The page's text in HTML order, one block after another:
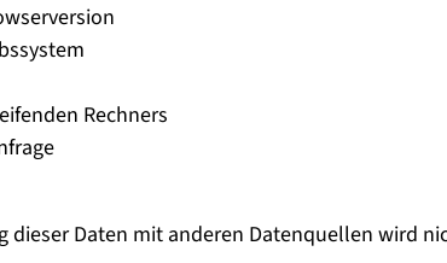
Rechners
dieser Daten mit anderen Datenquellen wird